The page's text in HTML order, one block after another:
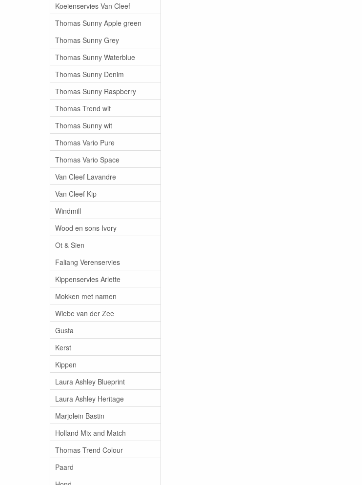
Koeienservies Van Cleef
Thomas Sunny Apple green
Thomas Sunny Grey
Thomas Sunny Waterblue
Thomas Sunny Denim
Thomas Sunny Raspberry
Thomas Trend wit
Thomas Sunny wit
Thomas Vario Pure
Thomas Vario Space
Van Cleef Lavandre
Van Cleef Kip
Windmill
Wood en sons Ivory
Ot & Sien
Faliang Verenservies
Kippenservies Arlette
Mokken met namen
Wiebe van der Zee
Gusta
Kerst
Kippen
Laura Ashley Blueprint
Laura Ashley Heritage
Marjolein Bastin
Holland Mix and Match
Thomas Trend Colour
Paard